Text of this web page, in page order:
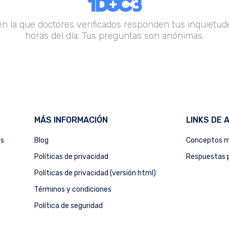
la que doctores verificados responden tus
horas del día. Tus preguntas son anónimas.
MÁS INFORMACIÓN
Blog
Políticas de privacidad
Políticas de privacidad (versión html)
Términos y condiciones
Política de seguridad
LINKS DE
Conceptos
Respuestas